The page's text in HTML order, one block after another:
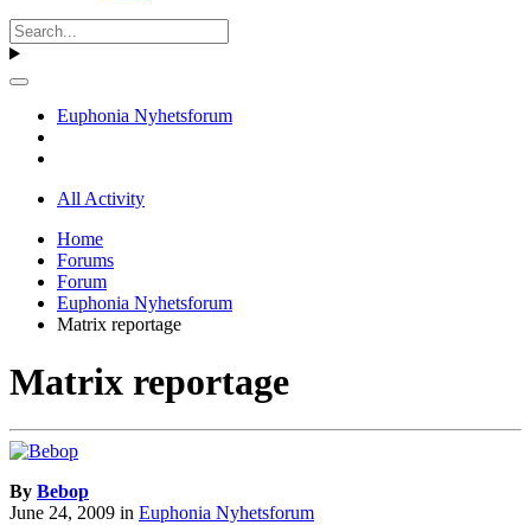
Euphonia Nyhetsforum
All Activity
Home
Forums
Forum
Euphonia Nyhetsforum
Matrix reportage
Matrix reportage
By Bebop
June 24, 2009 in Euphonia Nyhetsforum